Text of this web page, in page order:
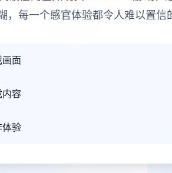
，每一个感官体验都令人难以置信
画面
内容
体验